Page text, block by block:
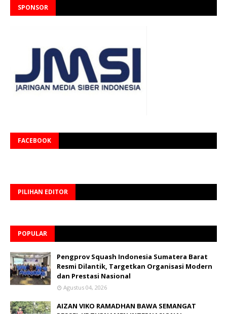
SPONSOR
FACEBOOK
PILIHAN EDITOR
POPULAR
Pengprov Squash Indonesia Sumatera Barat
Resmi Dilantik, Targetkan Organisasi Modern
dan Prestasi Nasional
Agustus 04, 2026
AIZAN VIKO RAMADHAN BAWA SEMANGAT